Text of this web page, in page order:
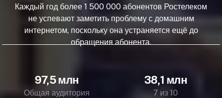
Каждый год более 1 500 000 абонентов Ростелеком
не успевают заметить проблему с домашним
интернетом, поскольку она устраняется ещё до
обращения абонента.
97,5 млн
Общая аудитория
38,1 млн
7 из 10